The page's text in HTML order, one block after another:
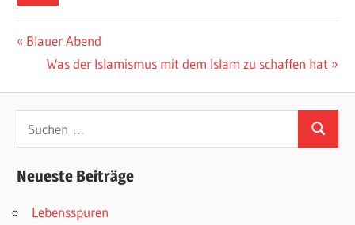
Beitragsnavigation
Vorheriger
Beitrag:
Blauer Abend
Nächster
Was der Islamismus mit dem Islam zu schaffen hat
nach:
Suchen
Neueste Beiträge
Lebensspuren